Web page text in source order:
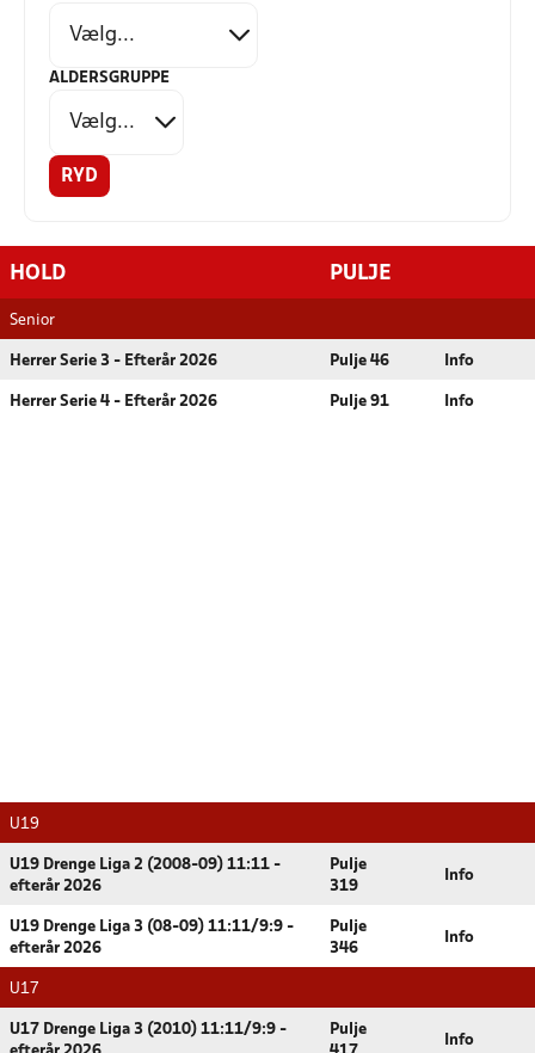
ALDERSGRUPPE
RYD
HOLD PULJE
Senior
Herrer Serie 3 - Efterår 2026 Pulje 46 Info
Herrer Serie 4 - Efterår 2026 Pulje 91 Info
U19
U19 Drenge Liga 2 (2008-09) 11:11 -
efterår 2026
Pulje
319
Info
U19 Drenge Liga 3 (08-09) 11:11/9:9 -
efterår 2026
Pulje
346
Info
U17
U17 Drenge Liga 3 (2010) 11:11/9:9 -
Pulje
Info